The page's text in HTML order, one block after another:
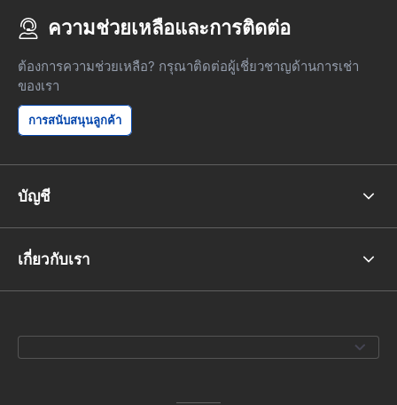
ความช่วยเหลือและการติดต่อ
ต้องการความช่วยเหลือ? กรุณาติดต่อผู้เชี่ยวชาญด้านการเช่า
ของเรา
การสนับสนุนลูกค้า
บัญชี
เกี่ยวกับเรา